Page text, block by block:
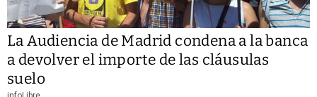
La Audiencia de Madrid condena a la banca
a devolver el importe de las cláusulas
suelo